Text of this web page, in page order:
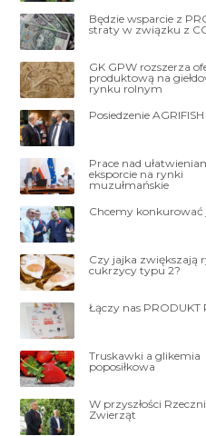
Będzie wsparcie z
straty w związku z
GK GPW rozszerza
produktową na
rynku rolnym
Posiedzenie AGRIFISH
Prace nad
eksporcie na rynki
muzułmańskie
Chcemy konkurować
Czy jajka zwiększają
cukrzycy typu 2?
Łączy nas PRODUKT
Truskawki a glikemia
poposiłkowa
W przyszłości
Zwierząt